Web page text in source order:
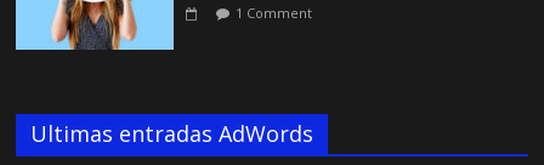
1 Comment
Ultimas entradas AdWords